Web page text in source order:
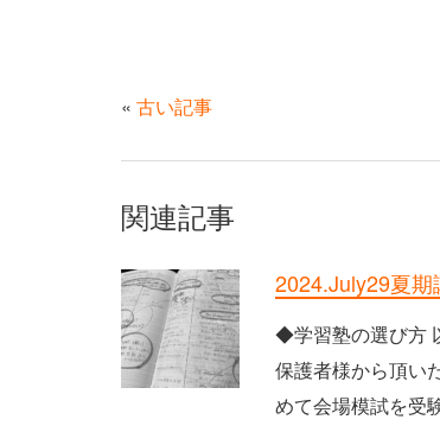
« 古い記事
関連記事
2024.July29夏
◆学習塾の選び方
保護者様から頂い
めて会場模試を受